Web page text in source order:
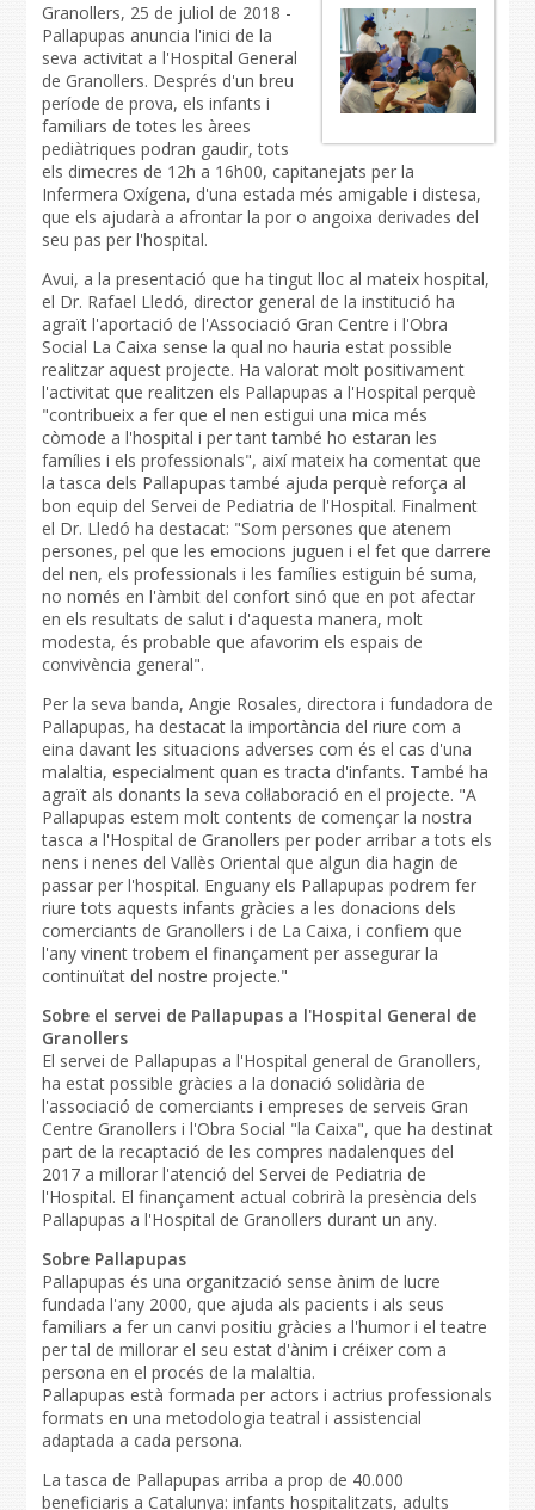
Granollers, 25 de juliol de 2018 -
Pallapupas anuncia l'inici de la
seva activitat a l'Hospital General
de Granollers. Després d'un breu
període de prova, els infants i
familiars de totes les àrees
pediàtriques podran gaudir, tots
els dimecres de 12h a 16h00, capitanejats per la
Infermera Oxígena, d'una estada més amigable i distesa,
que els ajudarà a afrontar la por o angoixa derivades del
seu pas per l'hospital.
Avui, a la presentació que ha tingut lloc al mateix hospital,
el Dr. Rafael Lledó, director general de la institució ha
agraït l'aportació de l'Associació Gran Centre i l'Obra
Social La Caixa sense la qual no hauria estat possible
realitzar aquest projecte. Ha valorat molt positivament
l'activitat que realitzen els Pallapupas a l'Hospital perquè
"contribueix a fer que el nen estigui una mica més
còmode a l'hospital i per tant també ho estaran les
famílies i els professionals", així mateix ha comentat que
la tasca dels Pallapupas també ajuda perquè reforça al
bon equip del Servei de Pediatria de l'Hospital. Finalment
el Dr. Lledó ha destacat: "Som persones que atenem
persones, pel que les emocions juguen i el fet que darrere
del nen, els professionals i les famílies estiguin bé suma,
no només en l'àmbit del confort sinó que en pot afectar
en els resultats de salut i d'aquesta manera, molt
modesta, és probable que afavorim els espais de
convivència general".
Per la seva banda, Angie Rosales, directora i fundadora de
Pallapupas, ha destacat la importància del riure com a
eina davant les situacions adverses com és el cas d'una
malaltia, especialment quan es tracta d'infants. També ha
agraït als donants la seva col·laboració en el projecte. "A
Pallapupas estem molt contents de començar la nostra
tasca a l'Hospital de Granollers per poder arribar a tots els
nens i nenes del Vallès Oriental que algun dia hagin de
passar per l'hospital. Enguany els Pallapupas podrem fer
riure tots aquests infants gràcies a les donacions dels
comerciants de Granollers i de La Caixa, i confiem que
l'any vinent trobem el finançament per assegurar la
continuïtat del nostre projecte."
Sobre el servei de Pallapupas a l'Hospital General de
Granollers
El servei de Pallapupas a l'Hospital general de Granollers,
ha estat possible gràcies a la donació solidària de
l'associació de comerciants i empreses de serveis Gran
Centre Granollers i l'Obra Social "la Caixa", que ha destinat
part de la recaptació de les compres nadalenques del
2017 a millorar l'atenció del Servei de Pediatria de
l'Hospital. El finançament actual cobrirà la presència dels
Pallapupas a l'Hospital de Granollers durant un any.
Sobre Pallapupas
Pallapupas és una organització sense ànim de lucre
fundada l'any 2000, que ajuda als pacients i als seus
familiars a fer un canvi positiu gràcies a l'humor i el teatre
per tal de millorar el seu estat d'ànim i créixer com a
persona en el procés de la malaltia.
Pallapupas està formada per actors i actrius professionals
formats en una metodologia teatral i assistencial
adaptada a cada persona.
La tasca de Pallapupas arriba a prop de 40.000
beneficiaris a Catalunya: infants hospitalitzats, adults